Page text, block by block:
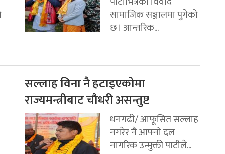
सामाजिक सञ्जालमा पुगेको
छ। आन्तरिक...
सल्लाह विना नै हटाइएकोमा
राज्यमन्त्रीबाट चौधरी असन्तुष्ट
धनगढी/ आफूसित सल्लाह
नगरेर नै आफ्नो दल
नागरिक उन्मुक्ती पाटीले...